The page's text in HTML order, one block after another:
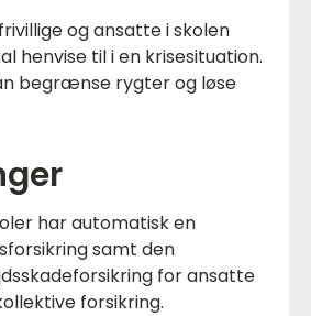
og ansatte i skolen
henvise til i en krisesituation.
begrænse rygter og løse
har automatisk en
samt den
for ansatte
forsikring.